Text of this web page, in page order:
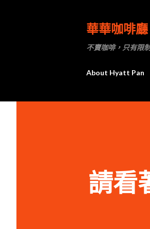
華華咖啡廳
不賣咖啡，只有限
About Hyatt Pan
請看